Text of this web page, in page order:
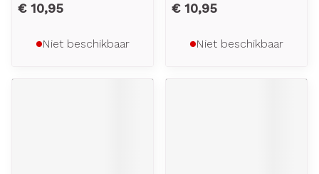
€ 10,95
Niet beschikbaar
€ 10,95
Niet beschikbaar